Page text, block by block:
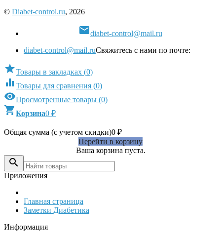
© Diabet-control.ru, 2026
diabet-control@mail.ru
diabet-control@mail.ruСвяжитесь с нами по почте:
Товары в закладках (0)
 Товары для сравнения (0)
Просмотренные товары (0)
Корзина0 ₽
Общая сумма (с учетом скидки)0 ₽
Перейти в корзину
Ваша корзина пуста.

Приложения
Главная страница
Заметки Диабетика
Информация